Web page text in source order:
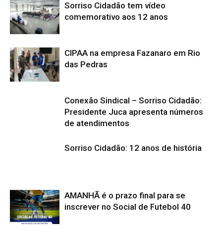
Sorriso Cidadão tem vídeo
comemorativo aos 12 anos
CIPAA na empresa Fazanaro em Rio
das Pedras
Conexão Sindical – Sorriso Cidadão:
Presidente Juca apresenta números
de atendimentos
Sorriso Cidadão: 12 anos de história
AMANHÃ é o prazo final para se
inscrever no Social de Futebol 40